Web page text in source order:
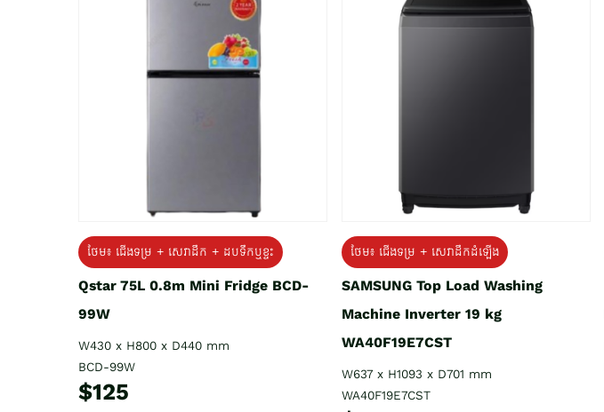
ថែម៖ ជេីងទម្រ + សេវាដឹក + ដបទឹកឬខ្ទះ
Qstar 75L 0.8m Mini Fridge BCD-
99W
W430 x H800 x D440 mm
BCD-99W
$125
ថែម៖ ជើងទម្រ + សេវាដឹកដំឡើង
SAMSUNG Top Load Washing
Machine Inverter 19 kg
WA40F19E7CST
W637 x H1093 x D701 mm
WA40F19E7CST